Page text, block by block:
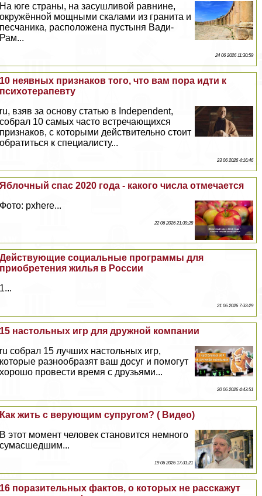
На юге страны, на засушливой равнине,
окружённой мощными скалами из гранита и
песчаника, расположена пустыня Вади-
Рам...
24 06 2026 11:30:59
10 неявных признаков того, что вам пора идти к
психотерапевту
ru, взяв за основу статью в Independent,
собрал 10 самых часто встречающихся
признаков, с которыми действительно стоит
обратиться к специалисту...
23 06 2026 4:16:46
Яблочный спас 2020 года - какого числа отмечается
Фото: pxhere...
22 06 2026 21:39:28
Действующие социальные программы для
приобретения жилья в России
1...
21 06 2026 7:33:29
15 настольных игр для дружной компании
ru собрал 15 лучших настольных игр,
которые разнообразят ваш досуг и помогут
хорошо провести время с друзьями...
20 06 2026 4:43:51
Как жить с верующим супругом? ( Видео)
В этот момент человек становится немного
cyмacшедшим...
19 06 2026 17:31:21
16 поразительных фактов, о которых не расскажут